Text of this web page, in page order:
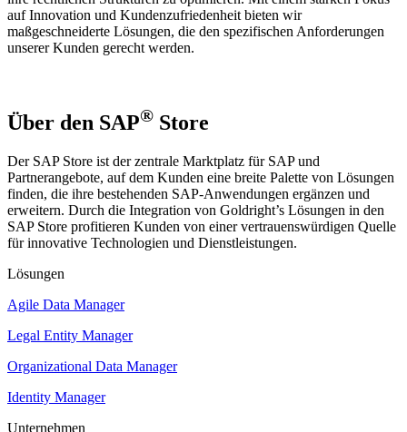
auf Innovation und Kundenzufriedenheit bieten wir
maßgeschneiderte Lösungen, die den spezifischen Anforderungen
unserer Kunden gerecht werden.
Über den SAP® Store
Der SAP Store ist der zentrale Marktplatz für SAP und
Partnerangebote, auf dem Kunden eine breite Palette von Lösungen
finden, die ihre bestehenden SAP-Anwendungen ergänzen und
erweitern. Durch die Integration von Goldright’s Lösungen in den
SAP Store profitieren Kunden von einer vertrauenswürdigen Quelle
für innovative Technologien und Dienstleistungen.
Lösungen
Agile Data Manager
Legal Entity Manager
Organizational Data Manager
Identity Manager
Unternehmen